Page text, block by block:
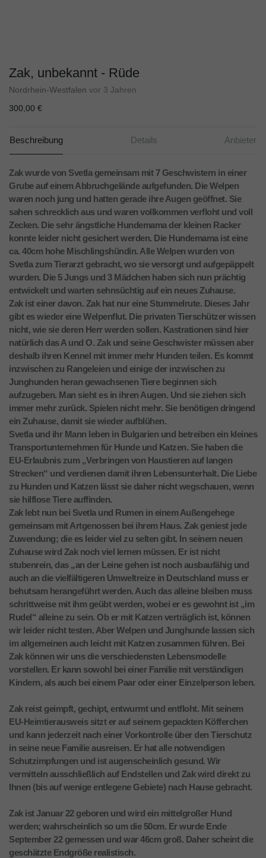
Zak, unbekannt - Rüde
Nordrhein-Westfalen vor 3 Jahren
300,00 €
Beschreibung Details Anbieter
Zak wurde von Svetla gemeinsam mit 7 Geschwistern in einer
Grube auf einem Abbruchgelände aufgefunden. Die Welpen
waren noch jung und hatten gerade ihre Augen geöffnet. Sie
sahen schrecklich aus und waren vollkommen verfloht und voll
Zecken. Die sehr ängstliche Hundemama der kleinen Racker
konnte leider nicht gesichert werden. Die Hundemama ist eine
ca. 40cm hohe Mischlingshündin. Alle Welpen wurden von
Svetla zum Tierarzt gebracht, wo sie versorgt und aufgepäppelt
wurden. Die 5 Jungs und 3 Mädchen haben sich nun prächtig
entwickelt und warten sehnsüchtig auf ein neues Zuhause.
Zak ist einer davon. Zak hat nur eine Stummelrute. Dieses Jahr
gibt es wieder eine Welpenflut. Die privaten Tierschützer wissen
nicht, wie sie deren Herr werden sollen. Kastrationen sind hier
natürlich das A und O. Zak und seine Geschwister müssen aber
deshalb ihren Kennel mit immer mehr Hunden teilen. Es kommt
inzwischen zu Rangeleien und einige der inzwischen zu
Junghunden heran gewachsenen Tiere beginnen sich
aufzugeben. Man sieht es in ihren Augen. Und sie ziehen sich
immer mehr zurück. Spielen nicht mehr. Sie benötigen dringend
ein Zuhause, damit sie wieder aufblühen.
Svetla und ihr Mann leben in Bulgarien und betreiben ein kleines
Transportunternehmen für Hunde und Katzen. Sie haben die
EU-Erlaubnis zum „Verbringen von Haustieren auf langen
Strecken“ und verdienen damit ihren Lebensunterhalt. Die Liebe
zu Hunden und Katzen lässt sie daher nicht wegschauen, wenn
sie hilflose Tiere auffinden.
Zak lebt nun bei Svetla und Rumen in einem Außengehege
gemeinsam mit Artgenossen bei ihrem Haus. Zak geniest jede
Zuwendung; die es leider viel zu selten gibt. In seinem neuen
Zuhause wird Zak noch viel lernen müssen. Er ist nicht
stubenrein, das „an der Leine gehen ist noch ausbaufähig und
auch an die vielfältigeren Umweltreize in Deutschland muss er
behutsam herangeführt werden. Auch das alleine bleiben muss
schrittweise mit ihm geübt werden, wobei er es gewohnt ist „im
Rudel“ alleine zu sein. Ob er mit Katzen verträglich ist, können
wir leider nicht testen. Aber Welpen und Junghunde lassen sich
im allgemeinen auch leicht mit Katzen zusammen führen. Bei
Zak können wir uns die verschiedensten Lebensmodelle
vorstellen. Er kann sowohl bei einer Familie mit verständigen
Kindern, als auch bei einem Paar oder einer Einzelperson leben.
Zak reist geimpft, gechipt, entwurmt und entfloht. Mit seinem
EU-Heimtierausweis sitzt er auf seinem gepackten Köfferchen
und kann jederzeit nach einer Vorkontrolle über den Tierschutz
in seine neue Familie ausreisen. Er hat alle notwendigen
Schutzimpfungen und ist augenscheinlich gesund. Wir
vermitteln ausschließlich auf Endstellen und Zak wird direkt zu
Ihnen (bis auf wenige entlegene Gebiete) nach Hause gebracht.
Zak ist Januar 22 geboren und wird ein mittelgroßer Hund
werden; wahrscheinlich so um die 50cm. Er wurde Ende
September 22 gemessen und war 46cm groß. Daher scheint die
geschätzte Endgröße realistisch.